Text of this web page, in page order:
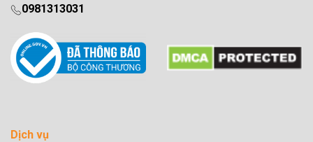
0981313031
Dịch vụ